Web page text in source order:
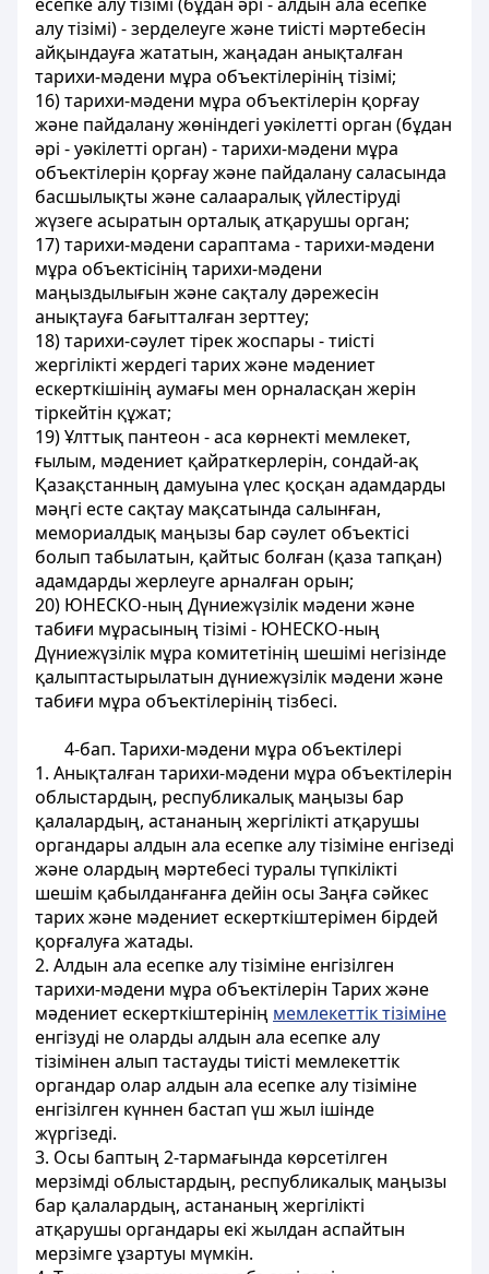
алу тізімі) - зерделеуге және тиісті мәртебесін
айқындауға жататын, жаңадан анықталған
тарихи-мәдени мұра объектілерінің тізімі;
16) тарихи-мәдени мұра объектілерін қорғау
және пайдалану жөніндегі уәкілетті орган (бұдан
әрі - уәкілетті орган) - тарихи-мәдени мұра
объектілерін қорғау және пайдалану саласында
басшылықты және салааралық үйлестіруді
жүзеге асыратын орталық атқарушы орган;
17) тарихи-мәдени сараптама - тарихи-мәдени
мұра объектісінің тарихи-мәдени
маңыздылығын және сақталу дәрежесін
анықтауға бағытталған зерттеу;
18) тарихи-сәулет тірек жоспары - тиісті
жергілікті жердегі тарих және мәдениет
ескерткішінің аумағы мен орналасқан жерін
тіркейтін құжат;
19) Ұлттық пантеон - аса көрнекті мемлекет,
ғылым, мәдениет қайраткерлерін, сондай-ақ
Қазақстанның дамуына үлес қосқан адамдарды
мәңгі есте сақтау мақсатында салынған,
мемориалдық маңызы бар сәулет объектісі
болып табылатын, қайтыс болған (қаза тапқан)
адамдарды жерлеуге арналған орын;
20) ЮНЕСКО-ның Дүниежүзілік мәдени және
табиғи мұрасының тізімі - ЮНЕСКО-ның
Дүниежүзілік мұра комитетінің шешімі негізінде
қалыптастырылатын дүниежүзілік мәдени және
табиғи мұра объектілерінің тізбесі.
4-бап. Тарихи-мәдени мұра объектілері
1. Анықталған тарихи-мәдени мұра объектілерін
облыстардың, республикалық маңызы бар
қалалардың, астананың жергілікті атқарушы
органдары алдын ала есепке алу тізіміне енгізеді
және олардың мәртебесі туралы түпкілікті
шешім қабылданғанға дейін осы Заңға сәйкес
тарих және мәдениет ескерткіштерімен бірдей
қорғалуға жатады.
2. Алдын ала есепке алу тізіміне енгізілген
тарихи-мәдени мұра объектілерін Тарих және
мәдениет ескерткіштерінің мемлекеттік тізіміне
енгізуді не оларды алдын ала есепке алу
тізімінен алып тастауды тиісті мемлекеттік
органдар олар алдын ала есепке алу тізіміне
енгізілген күннен бастап үш жыл ішінде
жүргізеді.
3. Осы баптың 2-тармағында көрсетілген
мерзімді облыстардың, республикалық маңызы
бар қалалардың, астананың жергілікті
атқарушы органдары екі жылдан аспайтын
мерзімге ұзартуы мүмкін.